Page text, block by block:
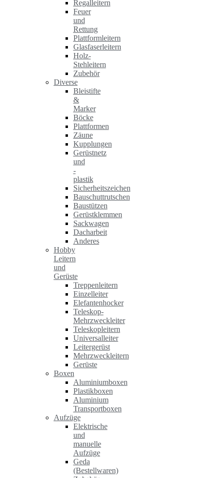
Regalleitern
Feuer
und
Rettung
Plattformleitern
Glasfaserleitern
Holz-
Stehleitern
Zubehör
Diverse
Bleistifte
&
Marker
Böcke
Plattformen
Zäune
Kupplungen
Gerüstnetz
und
-
plastik
Sicherheitszeichen
Bauschuttrutschen
Baustützen
Gerüstklemmen
Sackwagen
Dacharbeit
Anderes
Hobby
Leitern
und
Gerüste
Treppenleitern
Einzelleiter
Elefantenhocker
Teleskop-
Mehrzweckleiter
Teleskopleitern
Universalleiter
Leitergerüst
Mehrzweckleitern
Gerüste
Boxen
Aluminiumboxen
Plastikboxen
Aluminium
Transportboxen
Aufzüge
Elektrische
und
manuelle
Aufzüge
Geda
(Bestellwaren)